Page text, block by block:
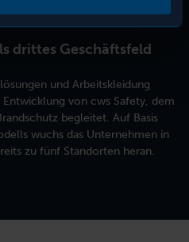
drittes Geschäftsfeld
und Arbeitskleidung
von cws Safety, dem
begleitet. Auf Basis
wuchs das Unternehmen in
zu fünf Standorten heran.